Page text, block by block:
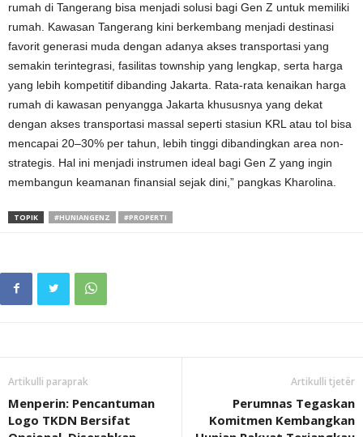
rumah di Tangerang bisa menjadi solusi bagi Gen Z untuk memiliki
rumah. Kawasan Tangerang kini berkembang menjadi destinasi
favorit generasi muda dengan adanya akses transportasi yang
semakin terintegrasi, fasilitas township yang lengkap, serta harga
yang lebih kompetitif dibanding Jakarta. Rata-rata kenaikan harga
rumah di kawasan penyangga Jakarta khususnya yang dekat
dengan akses transportasi massal seperti stasiun KRL atau tol bisa
mencapai 20–30% per tahun, lebih tinggi dibandingkan area non-
strategis. Hal ini menjadi instrumen ideal bagi Gen Z yang ingin
membangun keamanan finansial sejak dini,” pangkas Kharolina.
TOPIK #HUNIANGENZ #PROPERTI
Artikulli paraprak
Menperin: Pencantuman
Logo TKDN Bersifat
Artikulli tjetër
Perumnas Tegaskan
Komitmen Kembangkan